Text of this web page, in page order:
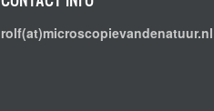
rolf(at)microscopievandenatuur.nl